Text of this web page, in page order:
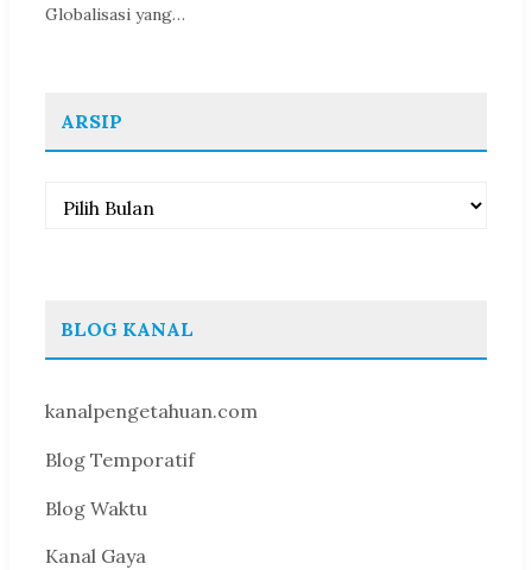
Globalisasi yang…
ARSIP
Arsip
BLOG KANAL
kanalpengetahuan.com
Blog Temporatif
Blog Waktu
Kanal Gaya